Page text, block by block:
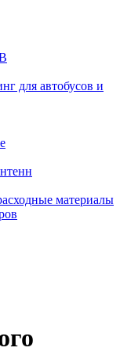
для автобусов и
материалы